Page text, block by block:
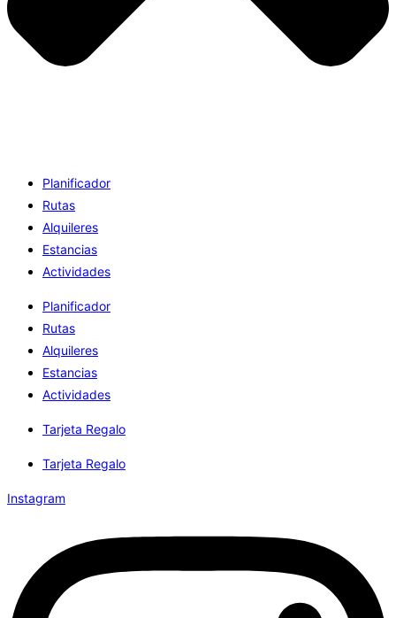
Planificador
Rutas
Alquileres
Estancias
Actividades
Planificador
Rutas
Alquileres
Estancias
Actividades
Tarjeta Regalo
Tarjeta Regalo
Instagram